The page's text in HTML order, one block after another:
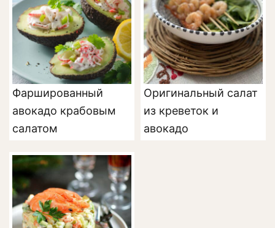
Фаршированный
авокадо крабовым
салатом
Оригинальный салат
из креветок и
авокадо